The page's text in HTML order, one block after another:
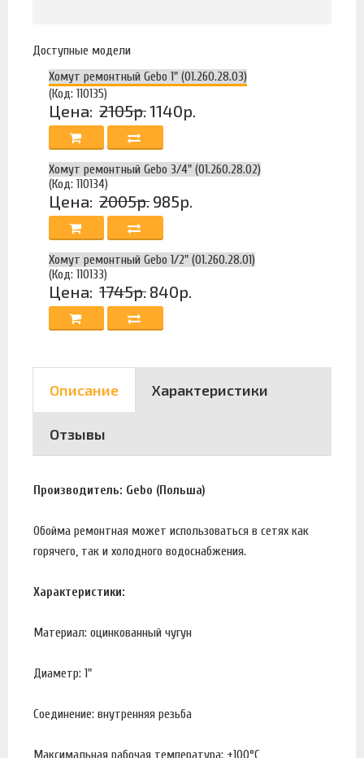
Доступные модели
Хомут ремонтный Gebo 1" (01.260.28.03)
(Код: 110135)
Цена: 2105р.1140р.
Хомут ремонтный Gebo 3/4" (01.260.28.02)
(Код: 110134)
Цена: 2005р. 985р.
Хомут ремонтный Gebo 1/2" (01.260.28.01)
(Код: 110133)
Цена: 1745р. 840р.
Описание Характеристики
Отзывы
Производитель: Gebo (Польша)
Обойма ремонтная может использоваться в сетях как
горячего, так и холодного водоснабжения.
Характеристики:
Материал: оцинкованный чугун
Диаметр: 1"
Соединение: внутренняя резьба
Максимальная рабочая температура: +100°С